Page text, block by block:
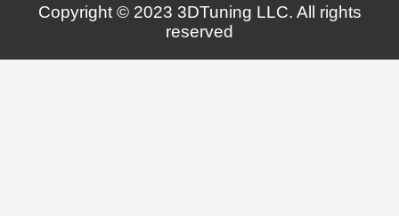
Copyright © 2023 3DTuning LLC. All rights
reserved